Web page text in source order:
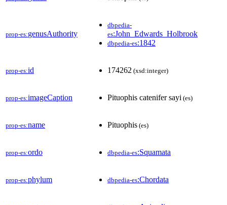
prop-es:genusAuthority
dbpedia-
es:John_Edwards_Holbrook
dbpedia-es:1842
prop-es:id 174262 (xsd:integer)
prop-es:imageCaption Pituophis catenifer sayi (es)
prop-es:name Pituophis (es)
prop-es:ordo dbpedia-es:Squamata
prop-es:phylum dbpedia-es:Chordata